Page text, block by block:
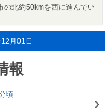
の北約50kmを西に進んでい
月01日
報
頃